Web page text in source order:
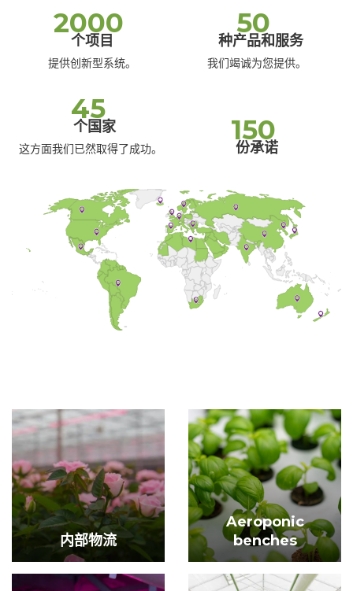
2000
个项目
提供创新型系统。
50
种产品和服务
我们竭诚为您提供。
45
个国家
这方面我们已然取得了成功。
150
份承诺
内部物流
Aeroponic
benches